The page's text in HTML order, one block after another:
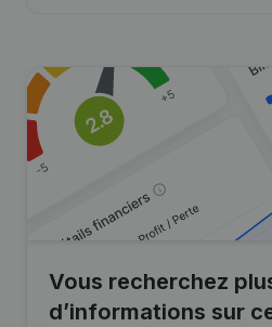
Vous recherchez
d’informations sur